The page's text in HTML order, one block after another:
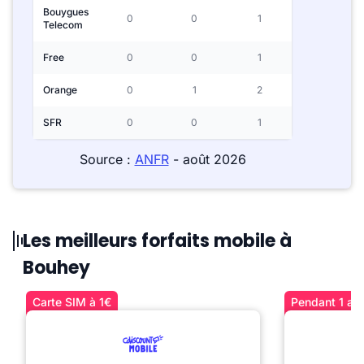
Bouygues
Telecom
0 0 1
Free 0 0 1
Orange 0 1 2
SFR 0 0 1
Source : ANFR- août 2026
Les meilleurs forfaits mobile à
Bouhey
Carte SIM à 1€ Pendant 1